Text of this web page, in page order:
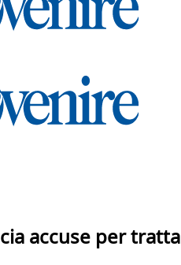
accuse per tratta